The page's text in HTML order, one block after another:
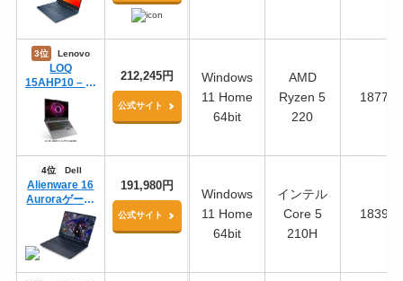
3位 Lenovo
LOQ
15AHP10 – ル
ナグレー
212,245円
公式サイト
Windows
11 Home
64bit
AMD
Ryzen 5
220
18778
4位 Dell
Alienware 16
Auroraゲーミ
ング ノートパ
ソコン
191,980円
公式サイト
Windows
11 Home
64bit
インテル
Core 5
210H
18393